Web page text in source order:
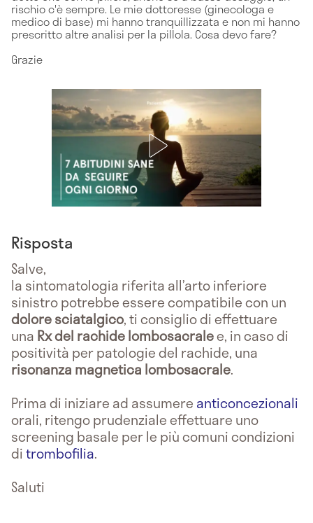
rischio c'è sempre. Le mie dottoresse (ginecologa e
medico di base) mi hanno tranquillizzata e non mi hanno
prescritto altre analisi per la pillola. Cosa devo fare?
Grazie
Risposta
Salve,
la sintomatologia riferita all’arto inferiore
sinistro potrebbe essere compatibile con un
dolore sciatalgico, ti consiglio di effettuare
una Rx del rachide lombosacralee, in caso di
positività per patologie del rachide, una
risonanza magnetica lombosacrale.
Prima di iniziare ad assumere anticoncezionali
orali, ritengo prudenziale effettuare uno
screening basale per le più comuni condizioni
ditrombofilia.
Saluti